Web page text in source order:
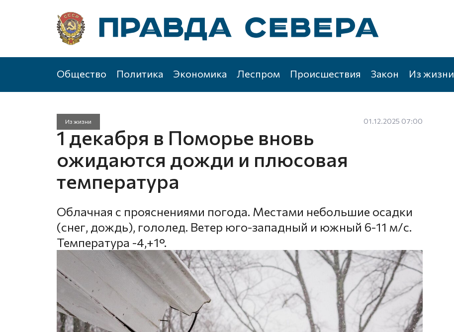
Общество Политика Экономика Леспром Происшествия Закон Из жизни
Из жизни 01.12.2025 07:00
1 декабря в Поморье вновь
ожидаются дожди и плюсовая
температура
Облачная с прояснениями погода. Местами небольшие осадки
(снег, дождь), гололед. Ветер юго-западный и южный 6-11 м/с.
Температура -4,+1°.